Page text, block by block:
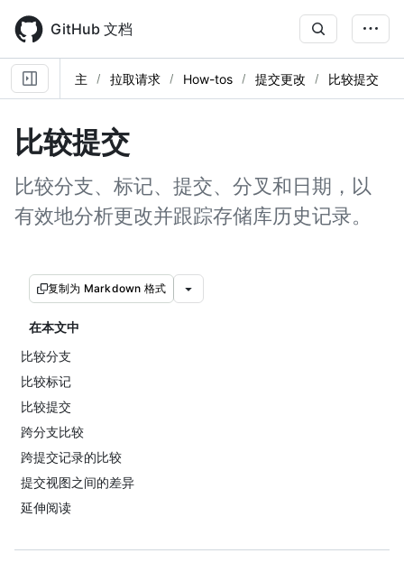
main
content
GitHub 文档
主 拉取请求 How-tos 提交更改 比较提交
比较提交
比较分支、标记、提交、分叉和日期，以
有效地分析更改并跟踪存储库历史记录。
复制为 Markdown 格式
在本文中
比较分支
比较标记
比较提交
跨分支比较
跨提交记录的比较
提交视图之间的差异
延伸阅读